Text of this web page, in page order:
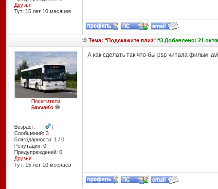
Друзья
Тут: 15 лет 10 месяцев
Тема: "Подскажите плиз"#3 Добавлено: 21
Посетители
SavvaKo
--
Возраст: -- |
|
Сообщений: 3
Благодарности: 1 / 0
Репутация: 0
Предупреждений: 0
Друзья
Тут: 15 лет 10 месяцев
А как сделать так что-бы psp читала фильм .avi